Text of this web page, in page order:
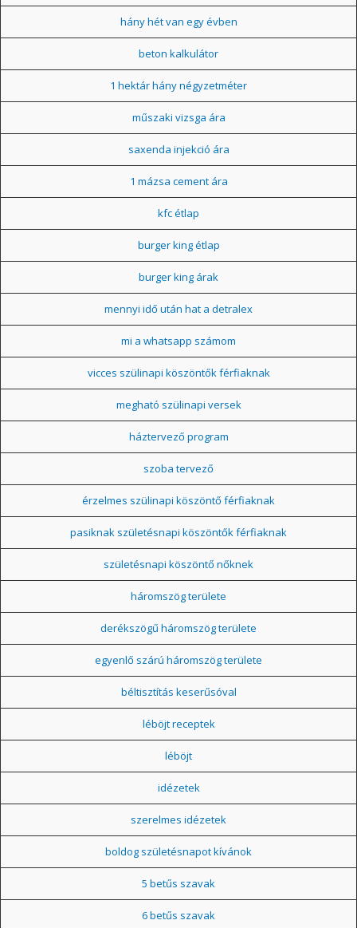
hány hét van egy évben
beton kalkulátor
1 hektár hány négyzetméter
műszaki vizsga ára
saxenda injekció ára
1 mázsa cement ára
kfc étlap
burger king étlap
burger king árak
mennyi idő után hat a detralex
mi a whatsapp számom
vicces szülinapi köszöntők férfiaknak
megható szülinapi versek
háztervező program
szoba tervező
érzelmes szülinapi köszöntő férfiaknak
pasiknak születésnapi köszöntők férfiaknak
születésnapi köszöntő nőknek
háromszög területe
derékszögű háromszög területe
egyenlő szárú háromszög területe
béltisztítás keserűsóval
léböjt receptek
léböjt
idézetek
szerelmes idézetek
boldog születésnapot kívánok
5 betűs szavak
6 betűs szavak